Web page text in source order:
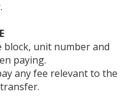
unit number and
paying.
any fee relevant to the